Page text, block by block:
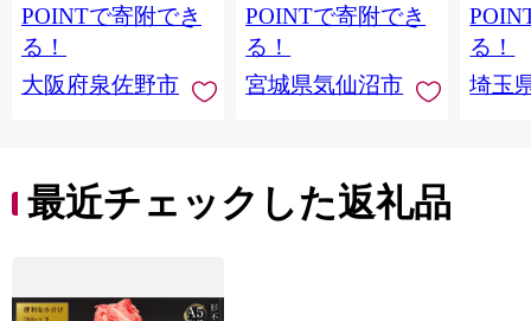
POINTで寄附でき
る！
大阪府泉佐野市
ウトドア バーベキュ
ー 厚切り タン
POINTで寄附でき
る！
宮城県気仙沼市
き肉
ず 惣
まみ
んのお
る！
埼玉
最近チェックした返礼品